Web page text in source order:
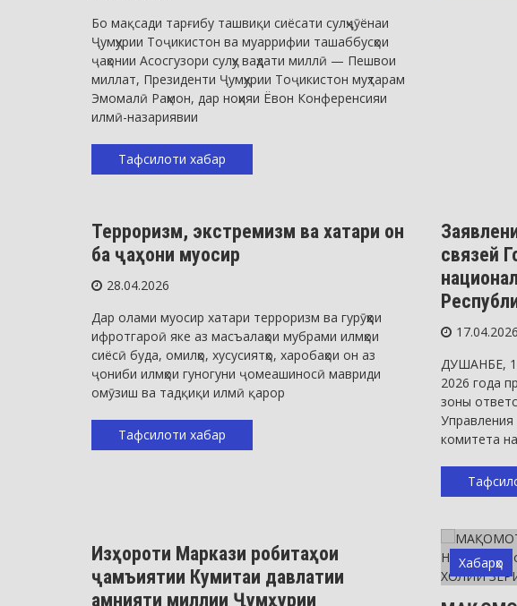
Бо мақсади тарғибу ташвиқи сиёсати сулҳҷӯёнаи
Ҷумҳурии Тоҷикистон ва муаррифии ташаббусҳои
ҷаҳонии Асосгузори сулҳу ваҳдати миллӣ — Пешвои
миллат, Президенти Ҷумҳурии Тоҷикистон муҳтарам
Эмомалӣ Раҳмон, дар ноҳияи Ёвон Конференсияи
илмӣ-назариявии
Тафсилоти хабар
Терроризм, экстремизм ва хатари он
ба ҷаҳони муосир
28.04.2026
Дар олами муосир хатари терроризм ва гурӯҳҳои
ифротгароӣ яке аз масъалаҳои мубрами илмҳои
сиёсӣ буда, омилҳо, хусусиятҳо, харобаҳои он аз
ҷониби илмҳои гуногуни ҷомеашиносӣ мавриди
омӯзиш ва тадқиқи илмӣ қарор
Тафсилоти хабар
связей
17.04.2026
ДУШАНБЕ,
2026 года
зоны
Управления
комитета
Изҳороти Маркази робитаҳои
ҷамъиятии Кумитаи давлатии
амнияти миллии Ҷумҳурии
Хабарҳо